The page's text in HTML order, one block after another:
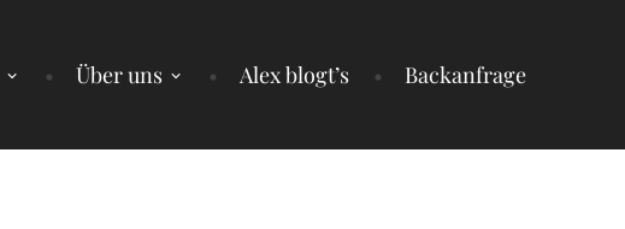
Über uns Alex blogt’s Backanfrage